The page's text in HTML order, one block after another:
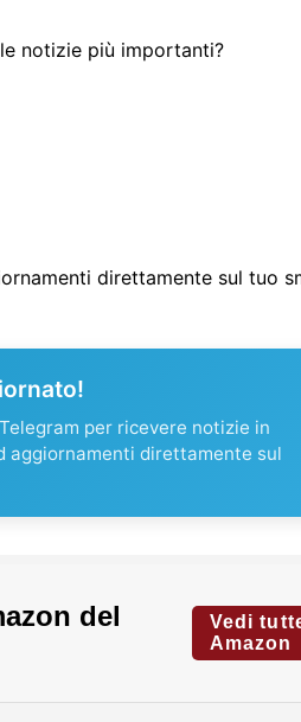
notizie più importanti?
direttamente sul tuo
per ricevere notizie in
aggiornamenti direttamente sul